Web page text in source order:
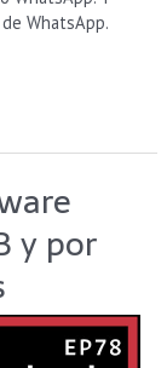
WhatsApp.
y por